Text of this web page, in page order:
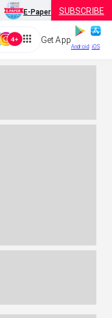
E-Paper SUBSCRIBE
Get App
Android iOS